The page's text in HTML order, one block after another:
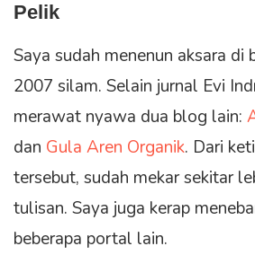
Pelik
Saya sudah menenun aksara di
2007 silam. Selain jurnal Evi
merawat nyawa dua blog lain:
dan Gula Aren Organik. Dari
tersebut, sudah mekar sekitar
tulisan. Saya juga kerap
beberapa portal lain.